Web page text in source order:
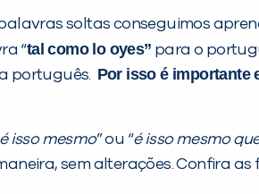
soltas conseguimos
“tal como lo oyes” para o
português. Por isso é importante
isso mesmo” ou “é isso mesmo
sem alterações. Confira